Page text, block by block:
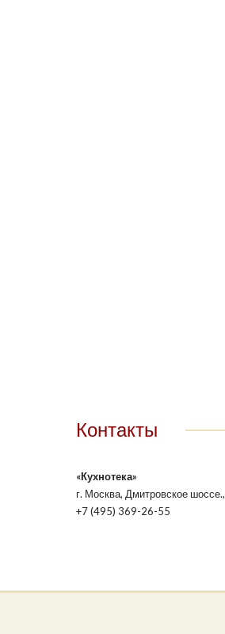
Контакты
«Кухнотека»
г. Москва, Дмитровское
+7 (495) 369-26-55